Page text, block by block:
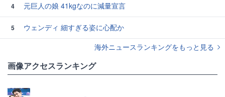
4 元巨人の娘 41kgなのに減量宣言
5
ウェンディ 細すぎる姿に心配か
海外ニュースランキングをもっと見る
画像アクセスランキング